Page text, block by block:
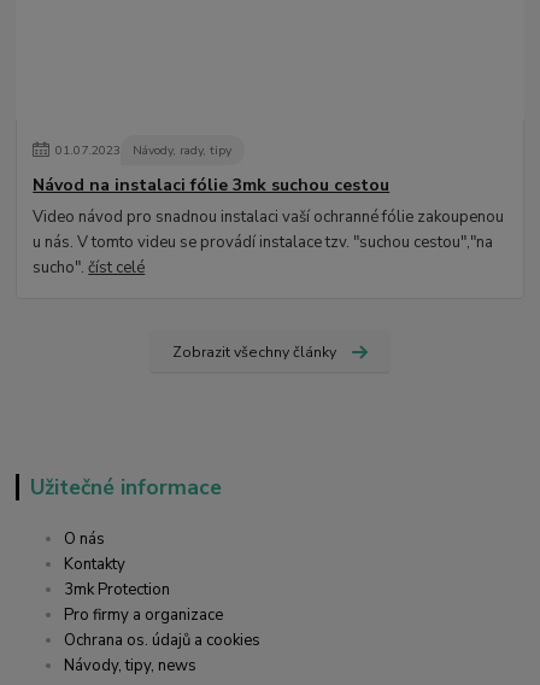
01.07.2023 Návody, rady, tipy
Návod na instalaci fólie 3mk suchou cestou
Video návod pro snadnou instalaci vaší ochranné fólie zakoupenou
u nás. V tomto videu se provádí instalace tzv. "suchou cestou","na
sucho".číst celé
Zobrazit všechny články
Užitečné informace
O nás
Kontakty
3mk Protection
Pro firmy a organizace
Ochrana os. údajů a cookies
Návody, tipy, news